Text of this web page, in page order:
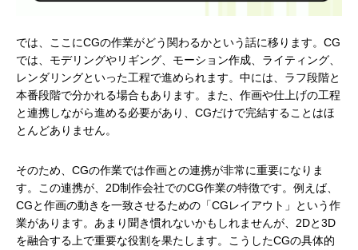
では、ここにCGの作業がどう関わるかという話に移ります。CG
では、モデリングやリギング、モーション作成、ライティング、
レンダリングといった工程で進められます。中には、ラフ段階と
本番段階で分かれる場合もあります。また、作画や仕上げの工程
と連携しながら進める必要があり、CGだけで完結することはほ
とんどありません。
そのため、CGの作業では作画との連携が非常に重要になりま
す。この連携が、2D制作会社でのCG作業の特徴です。例えば、
CGと作画の動きを一致させるための「CGレイアウト」という作
業があります。あまり聞き慣れないかもしれませんが、2Dと3D
を融合する上で重要な役割を果たします。こうしたCGの具体的